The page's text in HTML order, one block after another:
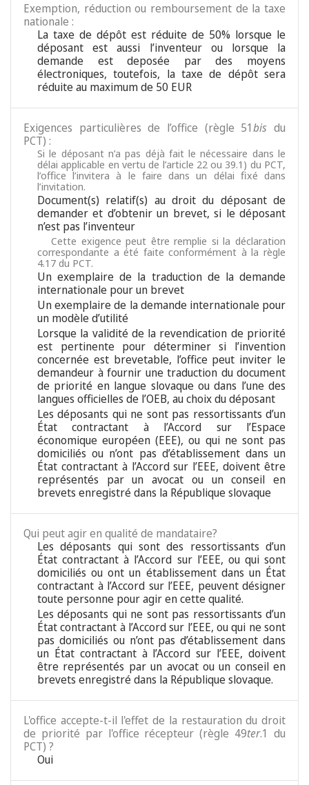
Exemption, réduction ou remboursement de la taxe
nationale :
La taxe de dépôt est réduite de 50% lorsque le
déposant est aussi l’inventeur ou lorsque la
demande est deposée par des moyens
électroniques, toutefois, la taxe de dépôt sera
réduite au maximum de 50 EUR
Exigences particulières de l’office (règle 51bis du
PCT) :
Si le déposant n’a pas déjà fait le nécessaire dans le
délai applicable en vertu de l’article 22 ou 39.1) du PCT,
l’office l’invitera à le faire dans un délai fixé dans
l’invitation.
Document(s) relatif(s) au droit du déposant de
demander et d’obtenir un brevet, si le déposant
n’est pas l’inventeur
Cette exigence peut être remplie si la déclaration
correspondante a été faite conformément à la règle
4.17 du PCT.
Un exemplaire de la traduction de la demande
internationale pour un brevet
Un exemplaire de la demande internationale pour
un modèle d’utilité
Lorsque la validité de la revendication de priorité
est pertinente pour déterminer si l’invention
concernée est brevetable, l’office peut inviter le
demandeur à fournir une traduction du document
de priorité en langue slovaque ou dans l’une des
langues officielles de l’OEB, au choix du déposant
Les déposants qui ne sont pas ressortissants d’un
État contractant à l’Accord sur l’Espace
économique européen (EEE), ou qui ne sont pas
domiciliés ou n’ont pas d’établissement dans un
État contractant à l’Accord sur l’EEE, doivent être
représentés par un avocat ou un conseil en
brevets enregistré dans la République slovaque
Qui peut agir en qualité de mandataire?
Les déposants qui sont des ressortissants d’un
État contractant à l’Accord sur l’EEE, ou qui sont
domiciliés ou ont un établissement dans un État
contractant à l’Accord sur l’EEE, peuvent désigner
toute personne pour agir en cette qualité.
Les déposants qui ne sont pas ressortissants d’un
État contractant à l’Accord sur l’EEE, ou qui ne sont
pas domiciliés ou n’ont pas d’établissement dans
un État contractant à l’Accord sur l’EEE, doivent
être représentés par un avocat ou un conseil en
brevets enregistré dans la République slovaque.
L'office accepte-t-il l'effet de la restauration du droit
de priorité par l'office récepteur (règle 49ter.1 du
PCT) ?
Oui